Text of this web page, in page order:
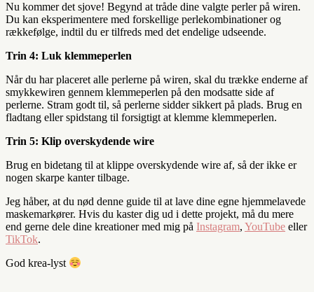
Nu kommer det sjove! Begynd at tråde dine valgte perler på wiren.
Du kan eksperimentere med forskellige perlekombinationer og
rækkefølge, indtil du er tilfreds med det endelige udseende.
Trin 4: Luk klemmeperlen
Når du har placeret alle perlerne på wiren, skal du trække enderne af
smykkewiren gennem klemmeperlen på den modsatte side af
perlerne. Stram godt til, så perlerne sidder sikkert på plads. Brug en
fladtang eller spidstang til forsigtigt at klemme klemmeperlen.
Trin 5: Klip overskydende wire
Brug en bidetang til at klippe overskydende wire af, så der ikke er
nogen skarpe kanter tilbage.
Jeg håber, at du nød denne guide til at lave dine egne hjemmelavede
maskemarkører. Hvis du kaster dig ud i dette projekt, må du mere
end gerne dele dine kreationer med mig på Instagram, YouTube eller
TikTok.
God krea-lyst